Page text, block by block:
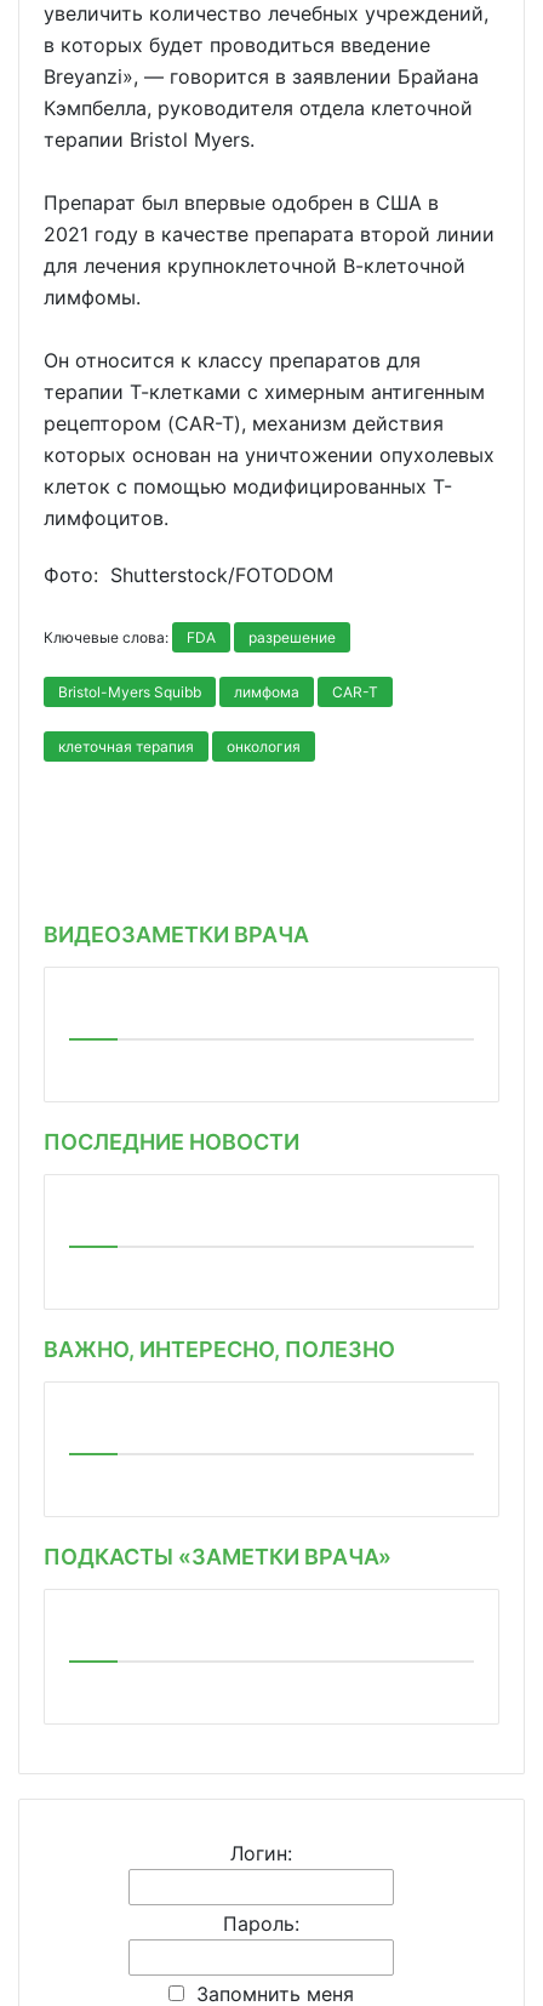
увеличить количество лечебных учреждений,
в которых будет проводиться введение
Breyanzi», — говорится в заявлении Брайана
Кэмпбелла, руководителя отдела клеточной
терапии Bristol Myers.
Препарат был впервые одобрен в США в
2021 году в качестве препарата второй линии
для лечения крупноклеточной В-клеточной
лимфомы.
Он относится к классу препаратов для
терапии Т-клетками с химерным антигенным
рецептором (CAR-T), механизм действия
которых основан на уничтожении опухолевых
клеток с помощью модифицированных Т-
лимфоцитов.
Фото: Shutterstoсk/FOTODOM
Ключевые слова: FDA разрешение
Bristol-Myers Squibb лимфома CAR-T
клеточная терапия онкология
ВИДЕОЗАМЕТКИ ВРАЧА
ПОСЛЕДНИЕ НОВОСТИ
ВАЖНО, ИНТЕРЕСНО, ПОЛЕЗНО
ПОДКАСТЫ «ЗАМЕТКИ ВРАЧА»
Логин:
Пароль:
Запомнить меня